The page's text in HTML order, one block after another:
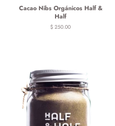
Cacao Nibs Orgánicos Half &
Half
Precio
$ 250.00